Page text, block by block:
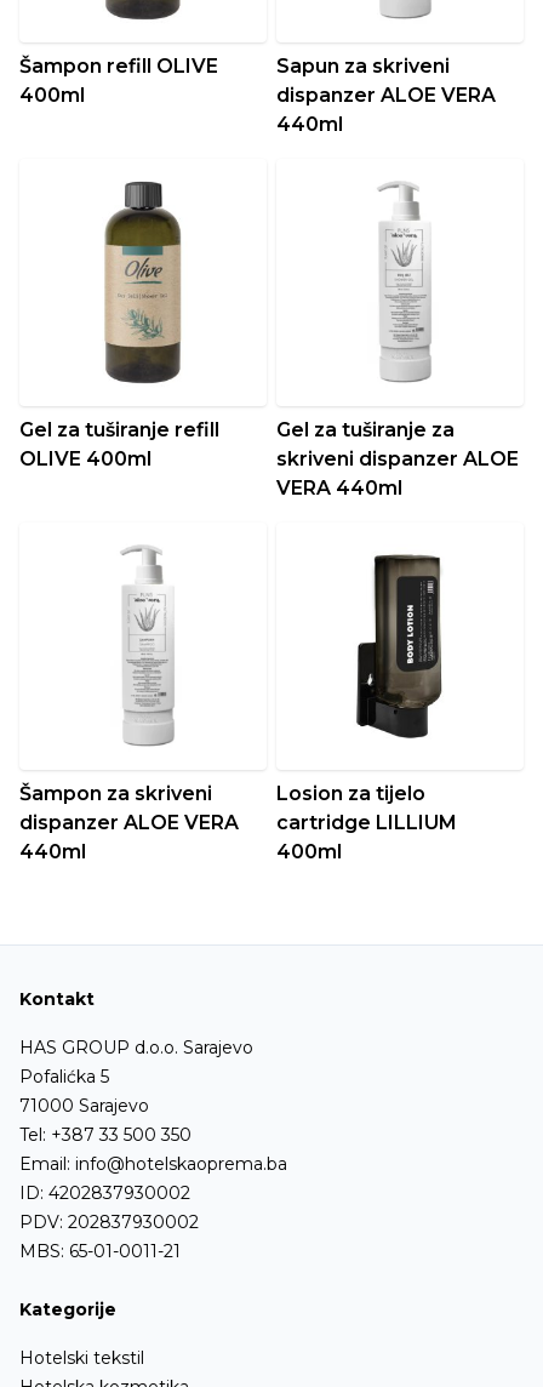
Šampon refill OLIVE
400ml
Sapun za skriveni
dispanzer ALOE VERA
440ml
Gel za tuširanje refill
OLIVE 400ml
Gel za tuširanje za
skriveni dispanzer ALOE
VERA 440ml
Šampon za skriveni
dispanzer ALOE VERA
440ml
Losion za tijelo
cartridge LILLIUM
400ml
Kontakt
HAS GROUP d.o.o. Sarajevo
Pofalićka 5
71000 Sarajevo
Tel: +387 33 500 350
Email: info@hotelskaoprema.ba
ID: 4202837930002
PDV: 202837930002
MBS: 65-01-0011-21
Kategorije
Hotelski tekstil